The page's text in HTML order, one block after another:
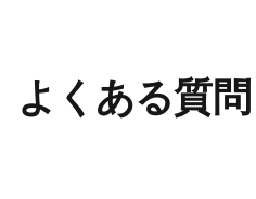
よくある質問